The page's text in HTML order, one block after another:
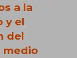
a la
y el
del
medio